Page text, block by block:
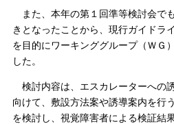
また、本年の第１回準等検討会で
きとなったことから、現行ガイドラ
を目的にワーキンググループ（ＷＧ
した。
検討内容は、エスカレーターへの
向けて、敷設方法案や誘導案内を行
を検討し、視覚障害者による検証結